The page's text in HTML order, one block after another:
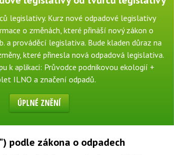
legislativy. Kurz nové odpadové legislativy
o změnách, které přináší nový zákon o
a prováděcí legislativa. Bude kladen důraz na
které přinesla nová odpadová legislativa.
k aplikaci: Průvodce podnikovou ekologií +
ILNO a značení odpadů.
ÚPLNÉ ZNĚNÍ
podle zákona o odpadech